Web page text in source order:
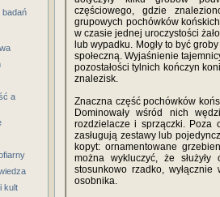
badań
a
kult
częściowego, gdzie
grupowych pochówków
w czasie jednej uroczystości
lub wypadku. Mogły to być
społeczną. Wyjaśnienie
pozostałości tylnich kończyn
znalezisk.
Znaczna część pochówków
Dominowały wśród nich
rozdzielacze i sprzączki. Poza
zasługują zestawy lub
kopyt: ornamentowane
można wykluczyć, że
stosunkowo rzadko,
osobnika.